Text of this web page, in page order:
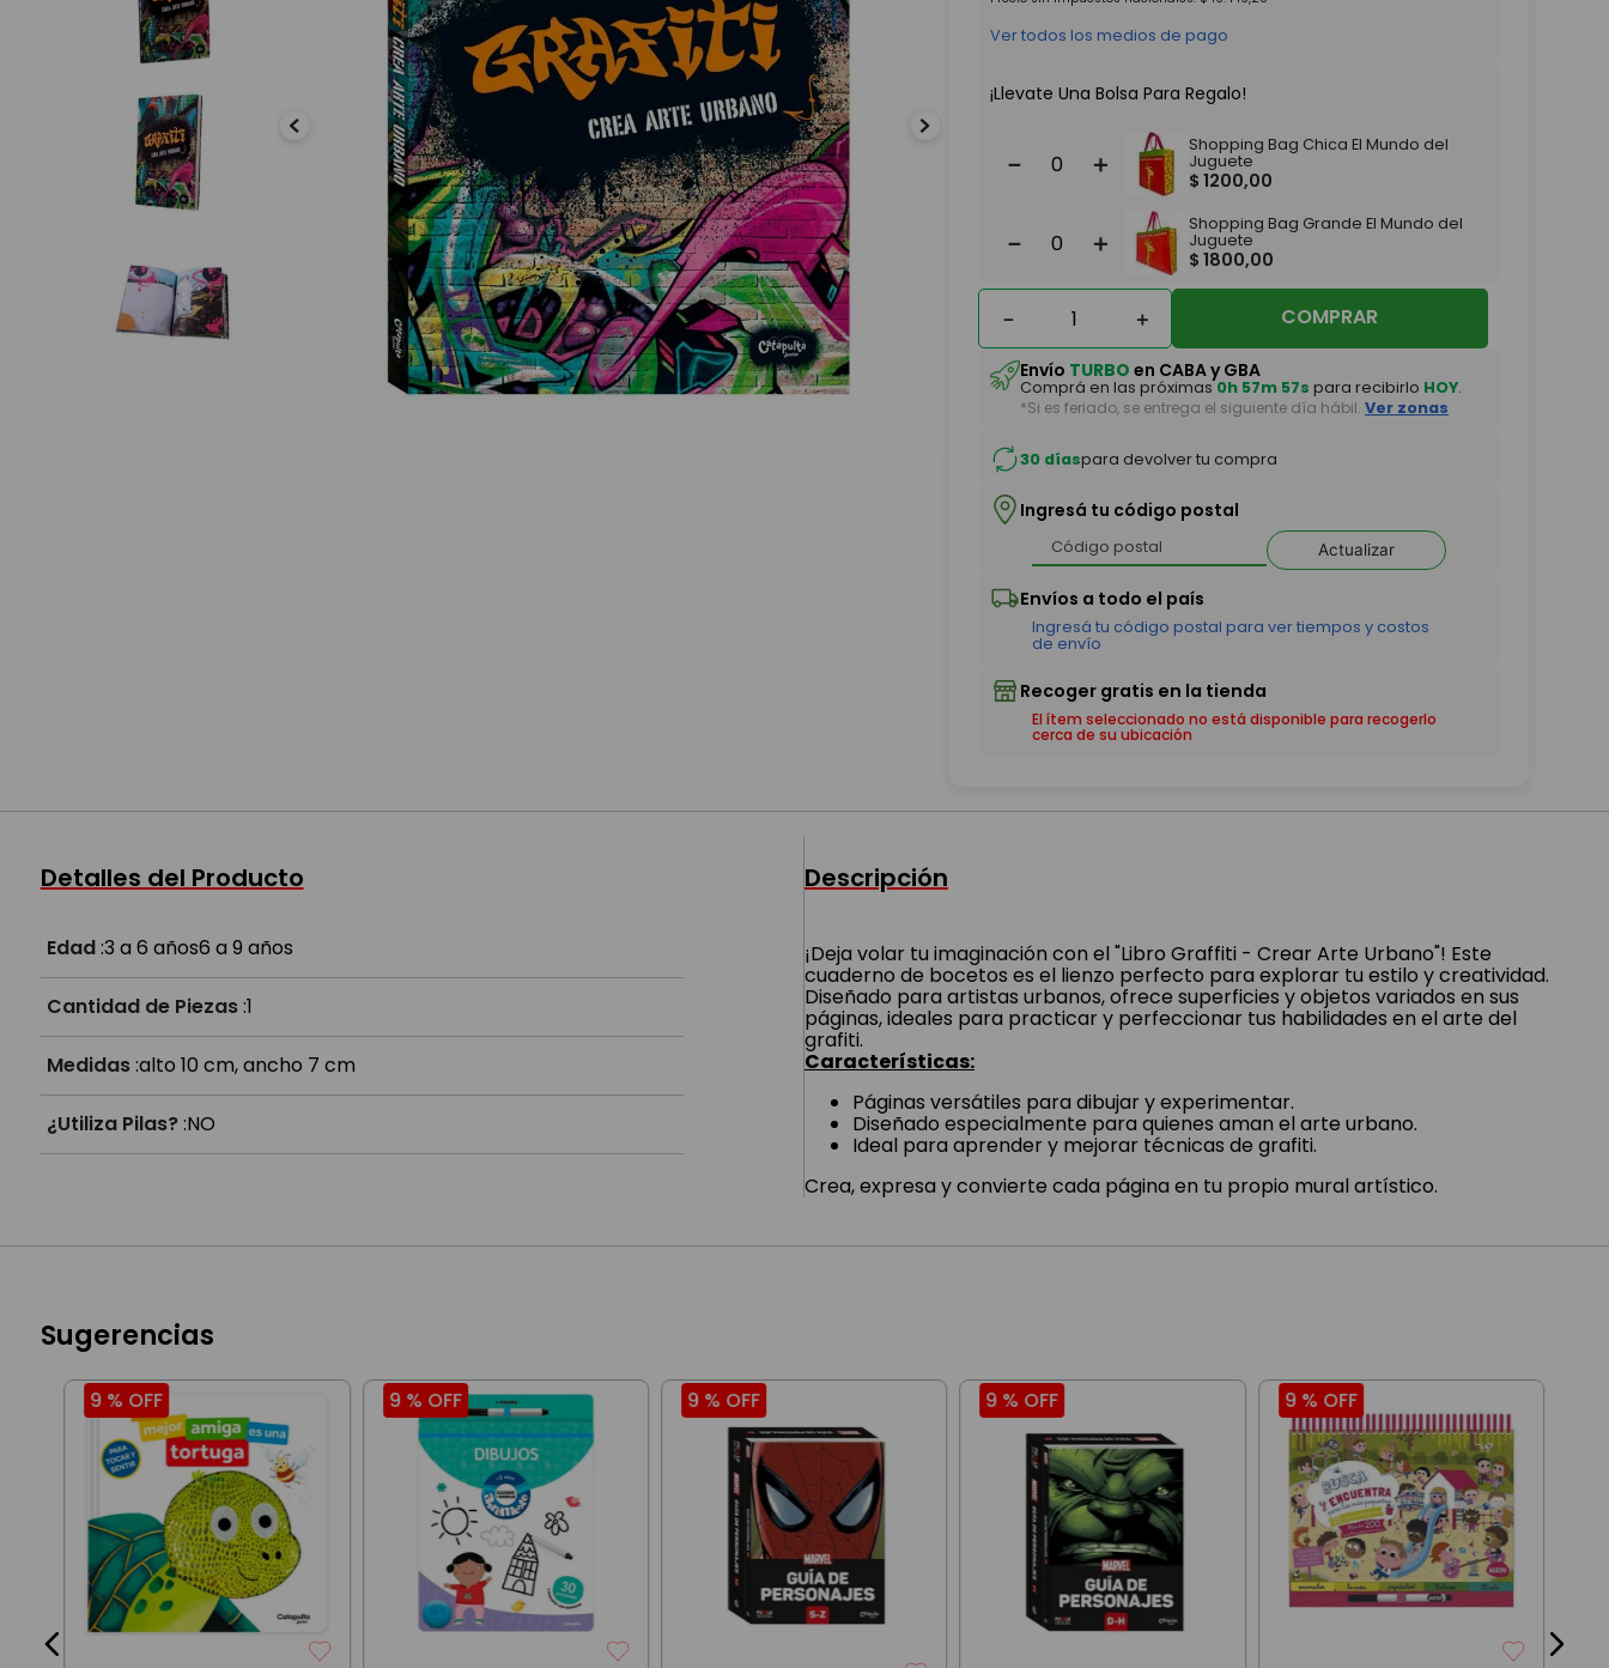
Ver todos los medios de pago
¡Llevate Una Bolsa Para Regalo!
＋
－
Shopping Bag Chica El Mundo del
Juguete
$ 1200,00
＋
－
Shopping Bag Grande El Mundo del
Juguete
$ 1800,00
＋
－ COMPRAR
Envío TURBO en CABA y GBA
Comprá en las próximas0h 57m 56s para recibirlo HOY.
*Si es feriado, se entrega el siguiente día hábil. Ver zonas
30 díaspara devolver tu compra
Ingresá tu código postal
Actualizar
El ítem seleccionado no está disponible para recogerlo
cerca de su ubicación
Detalles del Producto
Edad:3 a 6 años6 a 9 años
Cantidad de Piezas:1
Medidas:alto 10 cm, ancho 7 cm
¿Utiliza Pilas?:NO
Descripción
¡Deja volar tu imaginación con el "Libro Graffiti - Crear Arte Urbano"! Este
cuaderno de bocetos es el lienzo perfecto para explorar tu estilo y creatividad.
Diseñado para artistas urbanos, ofrece superficies y objetos variados en sus
páginas, ideales para practicar y perfeccionar tus habilidades en el arte del
grafiti.
Características:
Páginas versátiles para dibujar y experimentar.
Diseñado especialmente para quienes aman el arte urbano.
Ideal para aprender y mejorar técnicas de grafiti.
Crea, expresa y convierte cada página en tu propio mural artístico.
Sugerencias
9 % OFF 9 % OFF 9 % OFF 9 % OFF 9 % OFF